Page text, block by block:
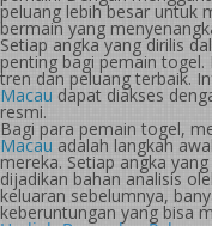
peluang lebih besar untuk
bermain yang
Setiap angka yang dirilis
penting bagi pemain
tren dan peluang terbaik.
Macau dapat diakses
resmi.
Bagi para pemain togel,
Macau adalah langkah
mereka. Setiap angka
dijadikan bahan analisis
keluaran sebelumnya,
keberuntungan yang bisa